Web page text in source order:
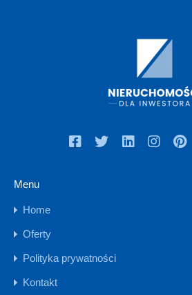
Menu
Home
Oferty
Polityka prywatności
Kontakt